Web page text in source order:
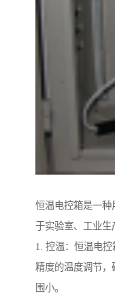
恒温电控箱是一种
于实验室、工业生
1. 控温：恒温电
精度的温度调节，
围小。